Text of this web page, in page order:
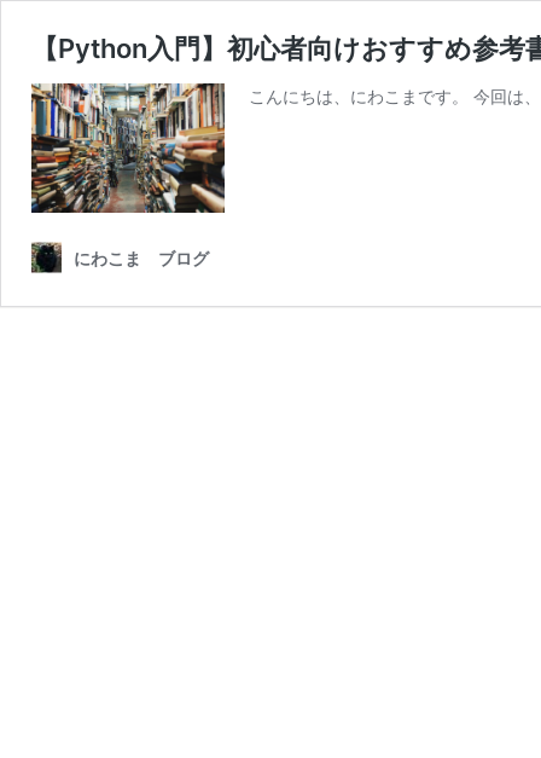
【Python入門】初心者向けおすすめ参考
こんにちは、にわこまです。 今回
にわこま ブログ